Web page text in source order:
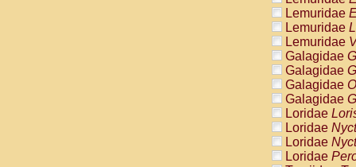
Atelidae
Atelidae
Atelidae
Atelidae
Atelidae
Atelidae
Atelidae
Atelidae
Atelidae
Atelidae
Pitheciidae
Lemuridae
Lemuridae
Lemuridae
Galagidae
Galagidae
Galagidae
Galagidae
Loridae
Loridae
Loridae
Loridae